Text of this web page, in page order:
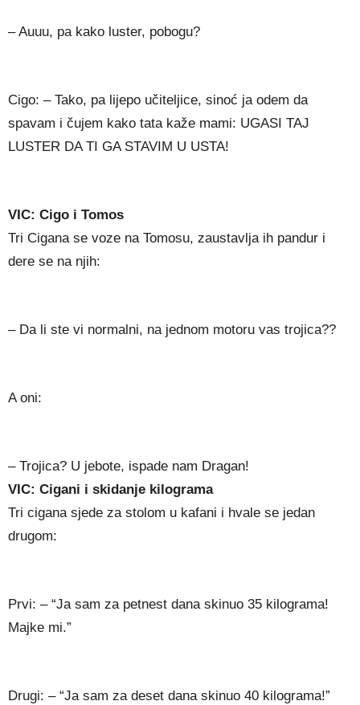
– Auuu, pa kako luster, pobogu?
Cigo: – Tako, pa lijepo učiteljice, sinoć ja odem da
spavam i čujem kako tata kaže mami: UGASI TAJ
LUSTER DA TI GA STAVIM U USTA!
VIC: Cigo i Tomos
Tri Cigana se voze na Tomosu, zaustavlja ih pandur i
dere se na njih:
– Da li ste vi normalni, na jednom motoru vas trojica??
A oni:
– Trojica? U jebote, ispade nam Dragan!
VIC: Cigani i skidanje kilograma
Tri cigana sjede za stolom u kafani i hvale se jedan
drugom:
Prvi: – “Ja sam za petnest dana skinuo 35 kilograma!
Majke mi.”
Drugi: – “Ja sam za deset dana skinuo 40 kilograma!”